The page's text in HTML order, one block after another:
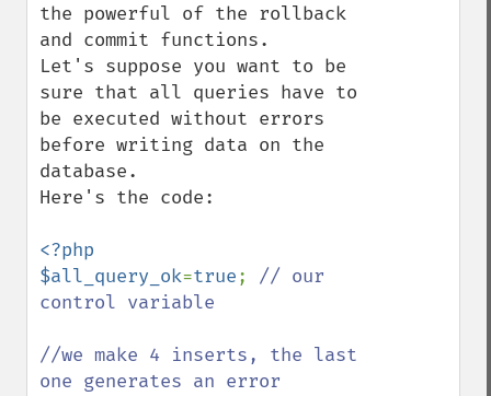
the powerful of the rollback
and commit functions.
Let's suppose you want to be
sure that all queries have to
be executed without errors
before writing data on the
database.
Here's the code:
<?php
$all_query_ok=true; // our
control variable
//we make 4 inserts, the last
one generates an error